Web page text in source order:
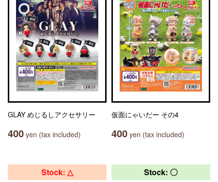
GLAY めじるしアクセサリー
400 yen (tax included)
仮面にゃいだー その4
400 yen (tax included)
Stock: △ Stock: 〇